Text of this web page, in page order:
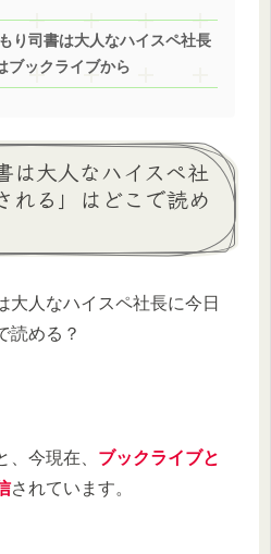
り司書は大人なハイスペ社長
ブックライブから
は大人なハイスペ社
れる」はどこで読め
大人なハイスペ社長に今日
読める？
今現在、 ブックライブと
されています。